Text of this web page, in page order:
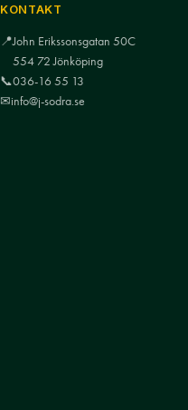
KONTAKT
📍John Erikssonsgatan 50C
554 72 Jönköping
📞036-16 55 13
✉info@j-sodra.se